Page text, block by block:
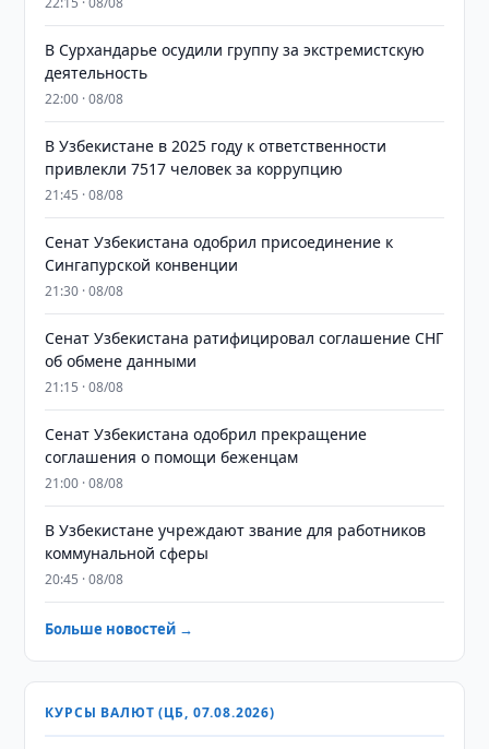
В Сурхандарье осудили группу за экстремистскую
деятельность
22:00 · 08/08
В Узбекистане в 2025 году к ответственности
привлекли 7517 человек за коррупцию
21:45 · 08/08
Сенат Узбекистана одобрил присоединение к
Сингапурской конвенции
21:30 · 08/08
Сенат Узбекистана ратифицировал соглашение СНГ
об обмене данными
21:15 · 08/08
Сенат Узбекистана одобрил прекращение
соглашения о помощи беженцам
21:00 · 08/08
В Узбекистане учреждают звание для работников
коммунальной сферы
20:45 · 08/08
Больше новостей →
КУРСЫ ВАЛЮТ (ЦБ, 07.08.2026)